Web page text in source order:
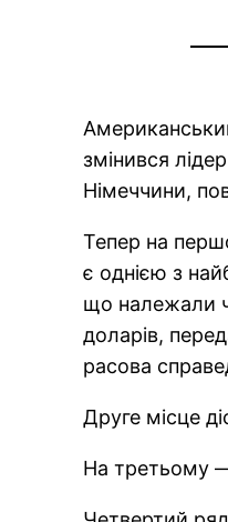
змінився
Німеччини,
Тепер на
є однією з
що належали
доларів,
расова
Друге місце
На третьому —